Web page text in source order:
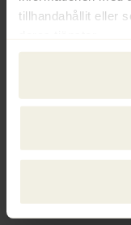
tillhandahållit eller
konkursen.
mindre än det
tingsrätternas
utdelningsförslag.
Ur